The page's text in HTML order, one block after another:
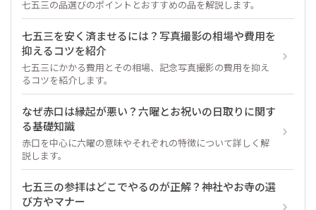
七五三の品選びのポイントとおすすめの品を解説します。
七五三を安く済ませるには？写真撮影の相場や費用を
抑えるコツを紹介
七五三にかかる費用とその相場、記念写真撮影の費用を抑え
るコツを紹介します。
なぜ赤口は縁起が悪い？六曜とお祝いの日取りに関す
る基礎知識
赤口を中心に六曜の意味やそれぞれの特徴について詳しく解
説します。
七五三の参拝はどこでやるのが正解？神社やお寺の選
び方やマナー